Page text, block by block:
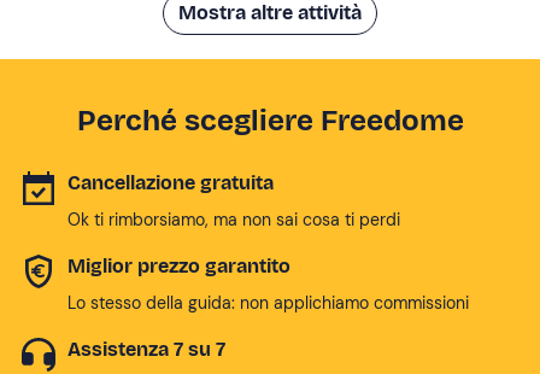
Mostra altre attività
Perché scegliere Freedome
Cancellazione gratuita
Ok ti rimborsiamo, ma non sai cosa ti perdi
Miglior prezzo garantito
Lo stesso della guida: non applichiamo commissioni
Assistenza 7 su 7